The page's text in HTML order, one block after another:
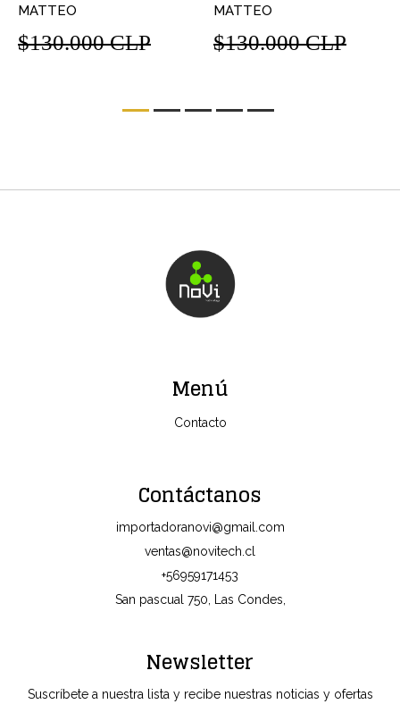
MATTEO
$130.000 CLP
MATTEO
$130.000 CLP
Menú
Contacto
Contáctanos
importadoranovi@gmail.com
ventas@novitech.cl
+56959171453
San pascual 750, Las Condes,
Newsletter
Suscríbete a nuestra lista y recibe nuestras noticias y ofertas